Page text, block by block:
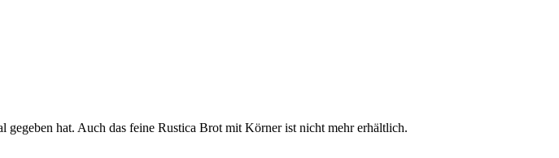
hat. Auch das feine Rustica Brot mit Körner ist nicht mehr erhältlich.